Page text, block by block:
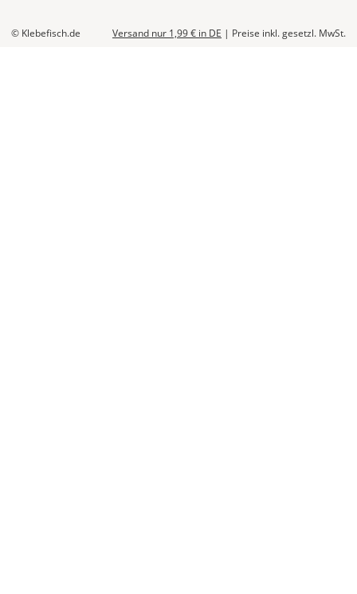
© Klebefisch.de Versand nur 1,99 € in DE | Preise inkl. gesetzl. MwSt.